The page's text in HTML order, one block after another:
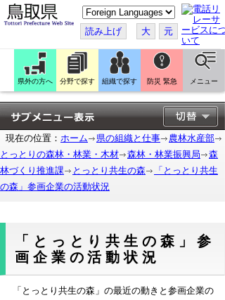
こ
の
ペ
ー
ジ
翻
訳
す
る
読み上げ 大 元
県外の方へ 分野で探す 組織で探す 防災 緊急 メニュー
現在の位置： ホーム 県の組織と仕事
農林水産部
とっとりの森林・林業・木材
森林・林業振興局
森
林づくり推進課
とっとり共生の森
「とっとり共生
の森」参画企業の活動状況
「とっとり共生の森」参
画企業の活動状況
「とっとり共生の森」の最近の動きと参画企業の